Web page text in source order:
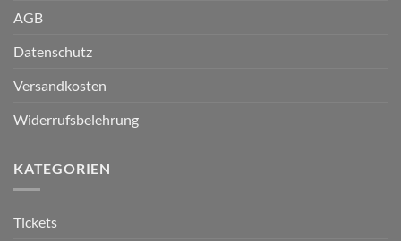
AGB
Datenschutz
Versandkosten
Widerrufsbelehrung
KATEGORIEN
Tickets